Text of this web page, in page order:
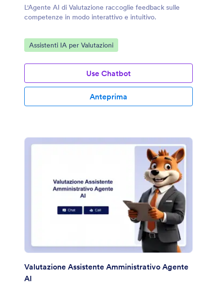
L'Agente AI di Valutazione raccoglie feedback sulle
competenze in modo interattivo e intuitivo.
Vai alla Categoria:
Assistenti IA per Valutazioni
Use Chatbot
Anteprima
Valutazione Assistente Amministrativo Agente
AI